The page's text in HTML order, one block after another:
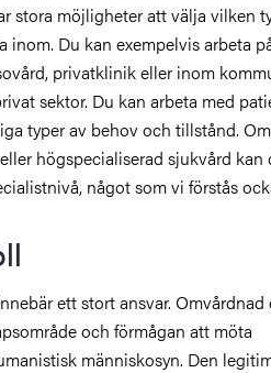
stora möjligheter att välja vilken
inom. Du kan exempelvis arbeta
privatklinik eller inom
sektor. Du kan arbeta med
typer av behov och tillstånd.
högspecialiserad sjukvård kan
något som vi förstås
ett stort ansvar. Omvårdnad
och förmågan att möta
människosyn. Den